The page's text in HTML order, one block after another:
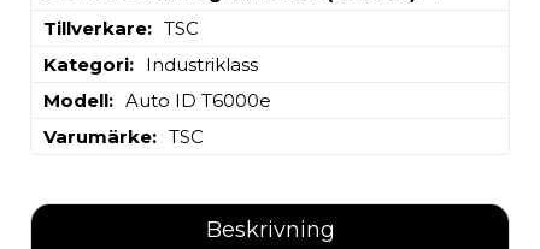
Tillverkare
TSC
Kategori
Industriklass
Modell
Auto ID T6000e
Varumärke
TSC
Beskrivning